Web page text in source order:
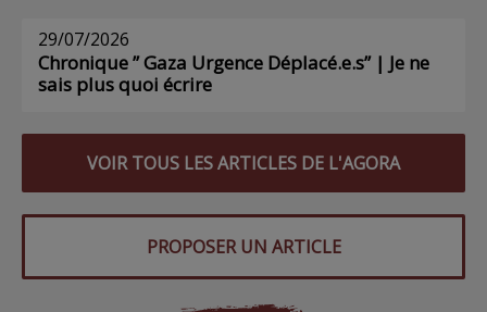
29/07/2026
Chronique ” Gaza Urgence Déplacé.e.s” | Je ne
sais plus quoi écrire
VOIR TOUS LES ARTICLES DE L'AGORA
PROPOSER UN ARTICLE